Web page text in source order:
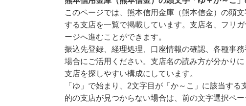
このページでは、熊本信用金庫（熊本信金）の頭
する支店を一覧で掲載しています。支店名、フリ
ージへ進むことができます。
振込先登録、経理処理、口座情報の確認、各種事
場合にご活用ください。支店名の読み方が分かり
支店を探しやすい構成にしています。
「ゆ」で始まり、2文字目が「か～こ」に該当す
的の支店が見つからない場合は、前の文字選択ペ